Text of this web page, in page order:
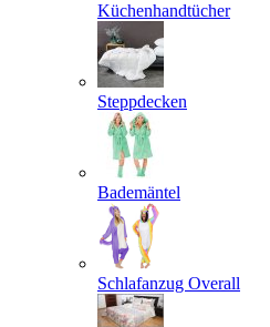
Küchenhandtücher
Steppdecken
Bademäntel
Schlafanzug Overall